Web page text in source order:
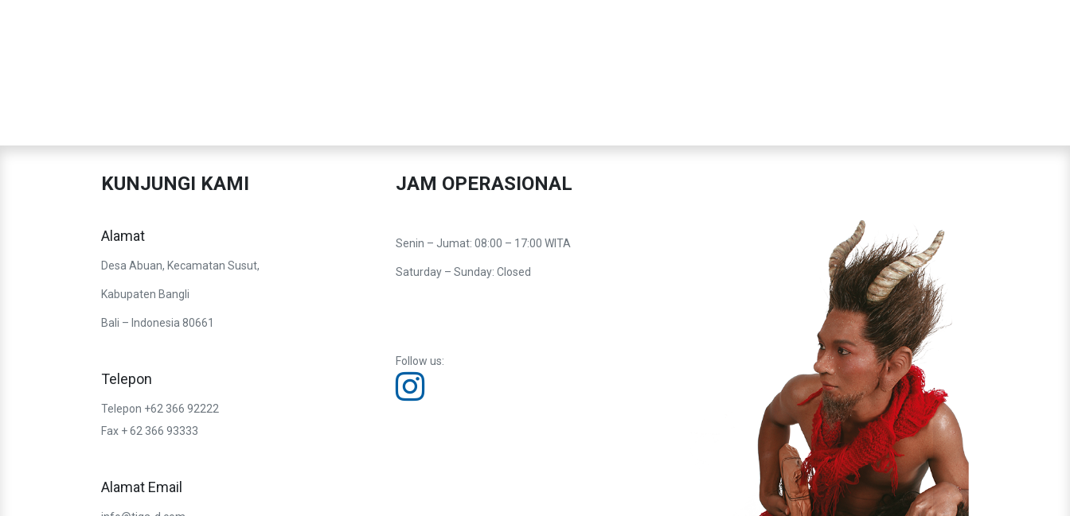
KUNJUNGI KAMI
Alamat
Desa Abuan, Kecamatan Susut,
Kabupaten Bangli
Bali – Indonesia 80661
Telepon
Telepon +62 366 92222
Fax + 62 366 93333
Alamat Email
JAM OPERASIONAL
Senin – Jumat: 08:00 – 17:00 WITA
Saturday – Sunday: Closed
Follow us: